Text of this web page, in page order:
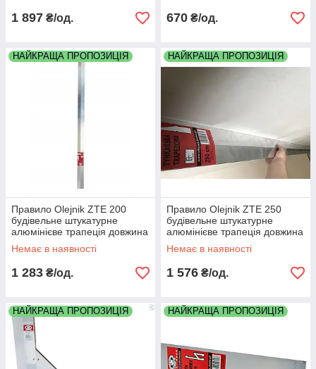
1 897 ₴/од. 670 ₴/од.
НАЙКРАЩА ПРОПОЗИЦІЯ
Правило Olejnik ZTE 200
будівельне штукатурне
алюмінієве трапеція довжина
2000мм 2 метри
Немає в наявності
1 283 ₴/од.
НАЙКРАЩА ПРОПОЗИЦІЯ
Правило Olejnik ZTE 250
будівельне штукатурне
алюмінієве трапеція довжина
2500мм 2.5 метра
Немає в наявності
1 576 ₴/од.
НАЙКРАЩА ПРОПОЗИЦІЯ НАЙКРАЩА ПРОПОЗИЦІЯ